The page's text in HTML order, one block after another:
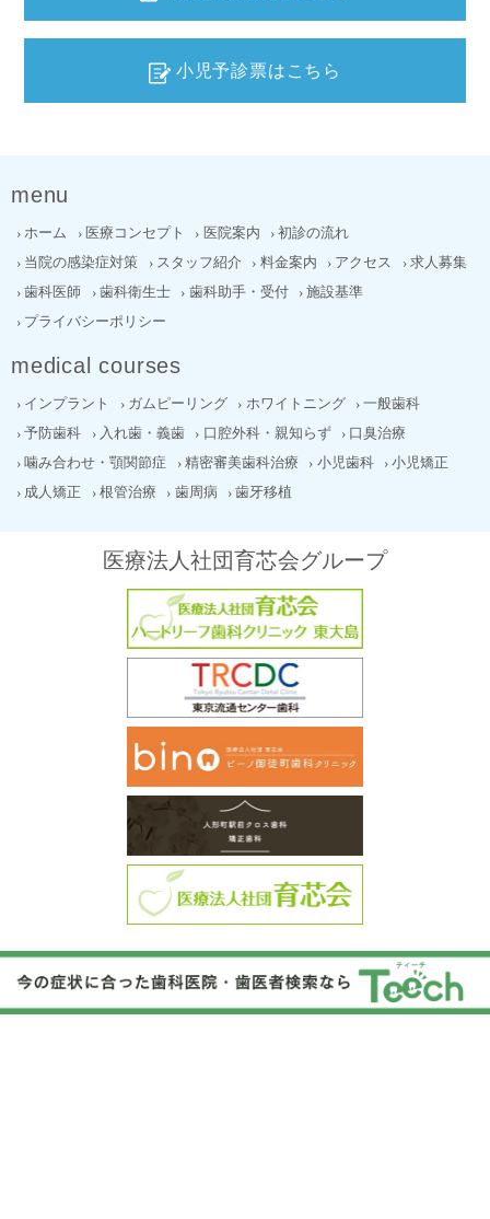
小児予診票はこちら
menu
ホーム 医療コンセプト 医院案内
初診の流れ
当院の感染症対策
スタッフ紹介 料金案内 アクセス
求人募集
歯科医師
歯科衛生士 歯科助手・受付
施設基準
プライバシーポリシー
medical courses
インプラント ガムピーリング ホワイトニング
一般歯科
予防歯科
入れ歯・義歯 口腔外科・親知らず
口臭治療
噛み合わせ・顎関節症
精密審美歯科治療 小児歯科
小児矯正
成人矯正
根管治療 歯周病 歯牙移植
医療法人社団育芯会グループ